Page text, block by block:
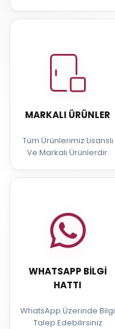
MARKALI ÜRÜNLER
Tüm Ürünlerimiz Lisanslı
Ve Markalı Ürünlerdir.
WHATSAPP BILGI
HATTI
WhatsApp Üzerinde Bilgi
Talep Edebilirsiniz